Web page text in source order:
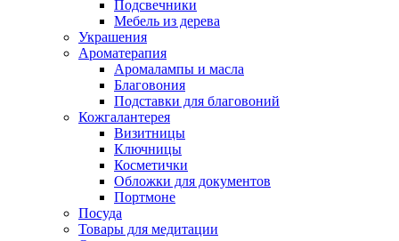
Подсвечники
Мебель из дерева
Украшения
Ароматерапия
Аромалампы и масла
Благовония
Подставки для благовоний
Кожгалантерея
Визитницы
Ключницы
Косметички
Обложки для документов
Портмоне
Посуда
Товары для медитации